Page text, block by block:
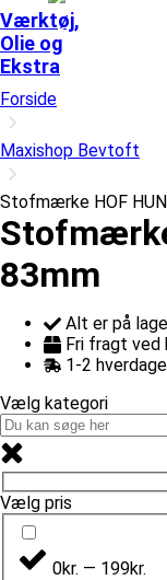
Værktøj,
Olie og
Ekstra
Forside
Maxishop Bevtoft
Stofmærke HOF
83mm
Alt er på
Fri fragt ved
1-2
Vælg kategori
Vælg pris
0kr. — 199kr.